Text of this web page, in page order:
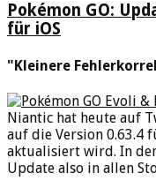
Pokémon GO:
für iOS
"Kleinere
Niantic hat heute auf
auf die Version 0.63.4
aktualisiert wird. In
Update also in allen